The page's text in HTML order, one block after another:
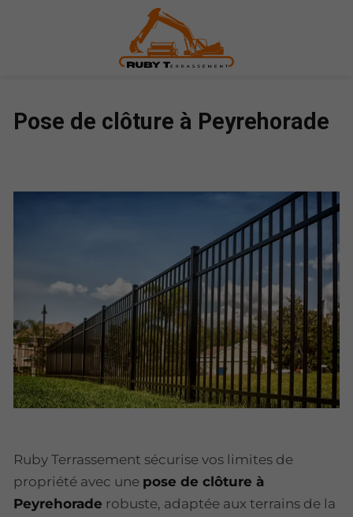
Pose de clôture à Peyrehorade
Ruby Terrassement sécurise vos limites de
propriété avec une pose de clôture à
Peyrehorade robuste, adaptée aux terrains de la